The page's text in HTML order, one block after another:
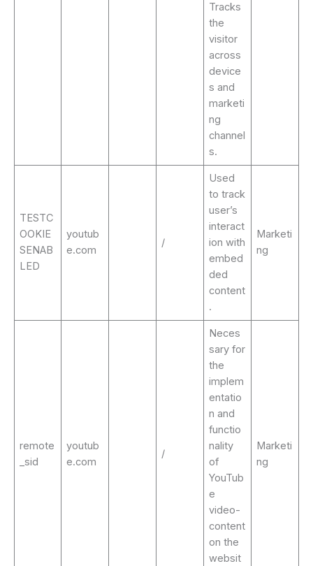
Tracks
the
visitor
across
device
s and
marketi
ng
channel
s.
TESTC
OOKIE
SENAB
LED
youtub
e.com
/
Used
to track
user’s
interact
ion with
embed
ded
content
.
Marketi
ng
remote
_sid
youtub
e.com
/
Neces
sary for
the
implem
entatio
n and
functio
nality
of
YouTub
e
video-
content
on the
websit
Marketi
ng